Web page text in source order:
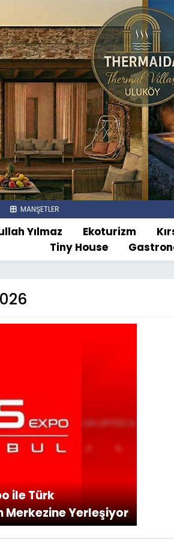
MANŞETLER
Yılmaz Ekoturizm
Tiny House
ile Türk
Merkezine Yerleşiyor